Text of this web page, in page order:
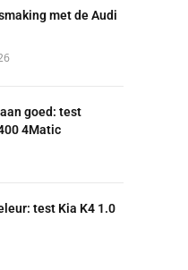
met de Audi
goed: test
4Matic
test Kia K4 1.0